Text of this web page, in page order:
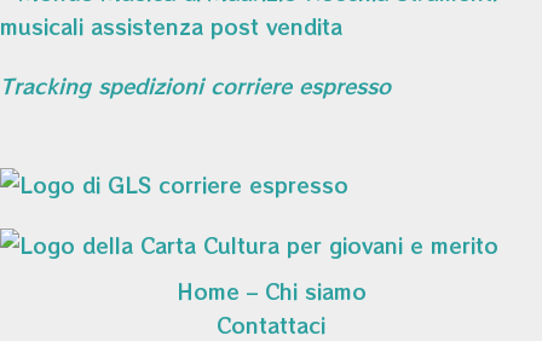
Tracking spedizioni corriere espresso
Home – Chi siamo
Contattaci